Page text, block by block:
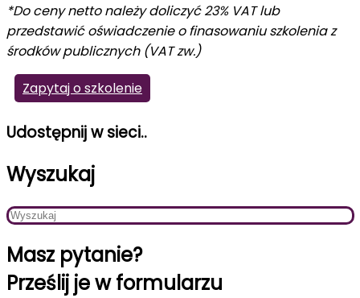
*Do ceny netto należy doliczyć 23% VAT lub
przedstawić oświadczenie o finasowaniu szkolenia z
środków publicznych (VAT zw.)
Zapytaj o szkolenie
Udostępnij w sieci..
Wyszukaj
Masz pytanie?
Prześlij je w formularzu